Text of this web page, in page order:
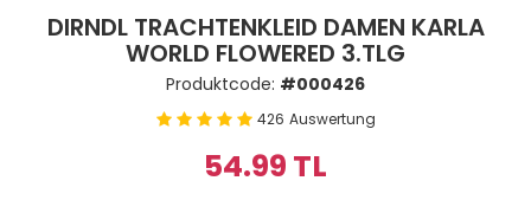
DIRNDL TRACHTENKLEID DAMEN KARLA
WORLD FLOWERED 3.TLG
Produktcode: #000426
426 Auswertung
54.99 TL